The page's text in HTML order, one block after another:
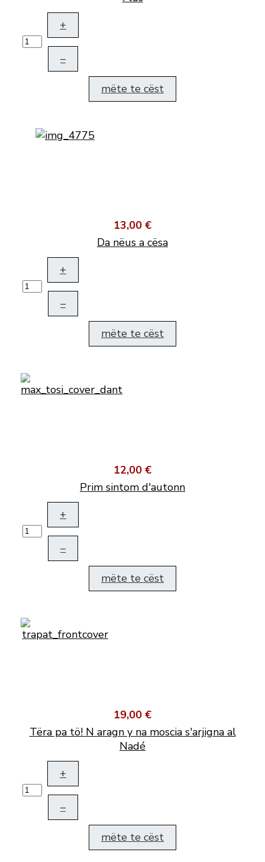
+
–
mëte te cëst
13,00 €
Da nëus a cësa
+
–
mëte te cëst
12,00 €
Prim sintom d'autonn
+
–
mëte te cëst
19,00 €
Tëra pa tö! N aragn y na moscia s'arjigna al
Nadé
+
–
mëte te cëst